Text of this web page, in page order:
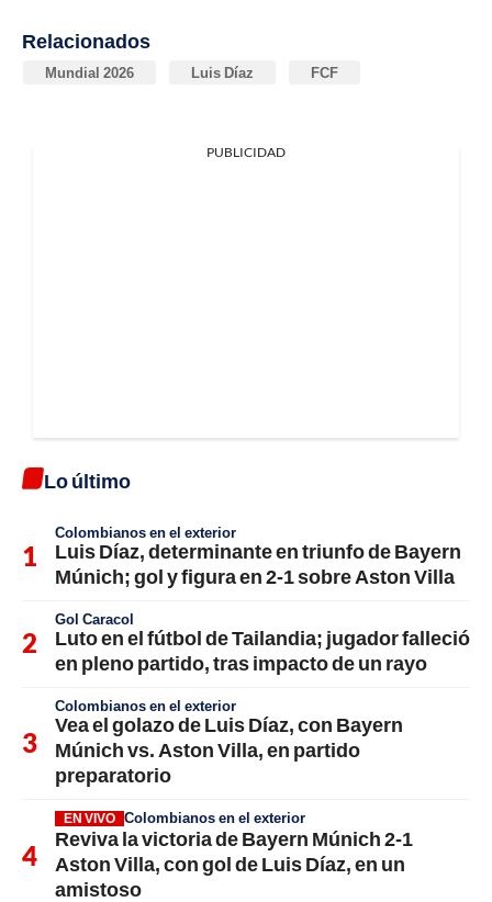
Relacionados
Mundial 2026 Luis Díaz FCF
PUBLICIDAD
Lo último
Colombianos en el exterior
Luis Díaz, determinante en triunfo de Bayern
Múnich; gol y figura en 2-1 sobre Aston Villa
Gol Caracol
Luto en el fútbol de Tailandia; jugador falleció
en pleno partido, tras impacto de un rayo
Colombianos en el exterior
Vea el golazo de Luis Díaz, con Bayern
Múnich vs. Aston Villa, en partido
preparatorio
EN VIVO Colombianos en el exterior
Reviva la victoria de Bayern Múnich 2-1
Aston Villa, con gol de Luis Díaz, en un
amistoso